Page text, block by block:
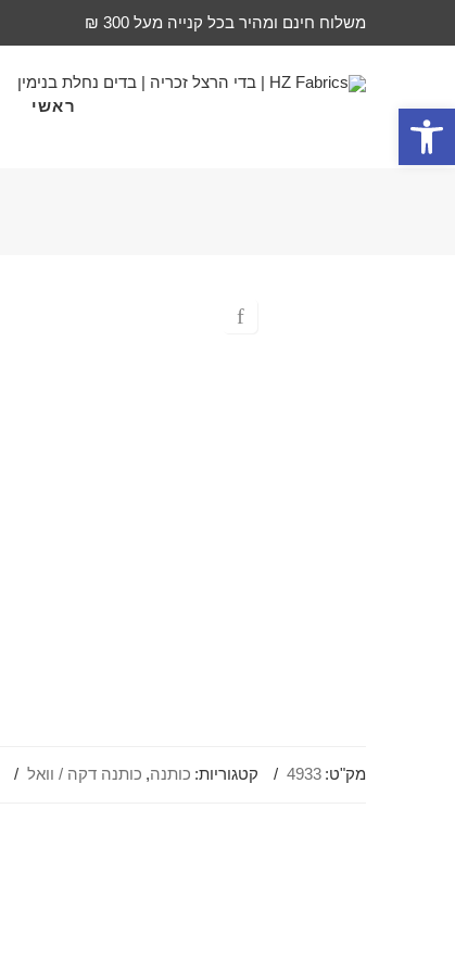
פתח סרגל נגישות
משלוח חינם ומהיר בכל קנייה מעל 300 ₪
ראשי
מק"ט: 4933 קטגוריות: כותנה, כותנה דקה / וואל